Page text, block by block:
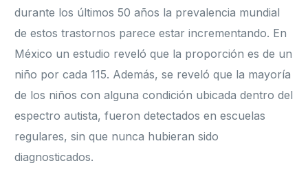
durante los últimos 50 años la prevalencia mundial
de estos trastornos parece estar incrementando. En
México un estudio reveló que la proporción es de un
niño por cada 115. Además, se reveló que la mayoría
de los niños con alguna condición ubicada dentro del
espectro autista, fueron detectados en escuelas
regulares, sin que nunca hubieran sido
diagnosticados.